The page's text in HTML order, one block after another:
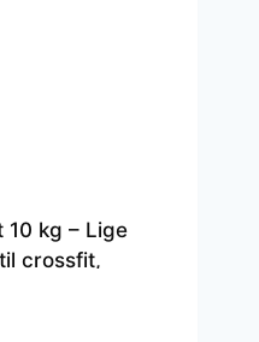
kg – Lige
crossfit,
fitness